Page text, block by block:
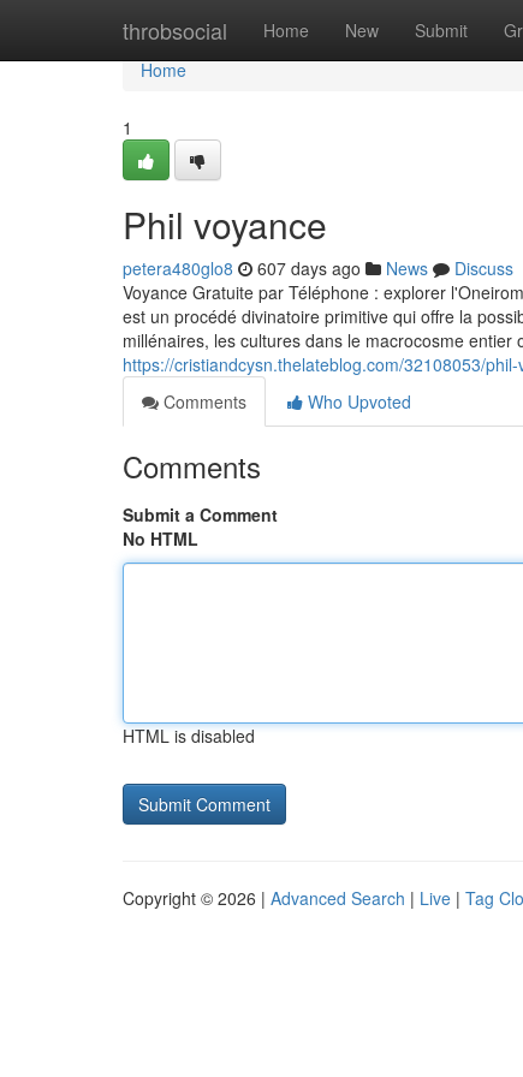
throbsocial Home New Submit
Home
Home
1
Phil voyance
petera480glo8 607 days ago News
Discuss
Voyance Gratuite par Téléphone : explorer
est un procédé divinatoire primitive qui offre la
millénaires, les cultures dans le macrocosme entier
https://cristiandcysn.thelateblog.com/32108053/
Comments
Who Upvoted
Comments
Submit a Comment
No HTML
HTML is disabled
Copyright © 2026 | Advanced Search | Live | Tag